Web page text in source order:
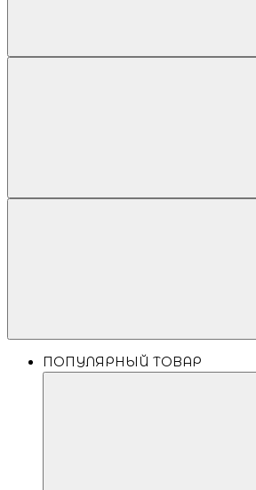
ПОПУЛЯРНЫЙ ТОВАР